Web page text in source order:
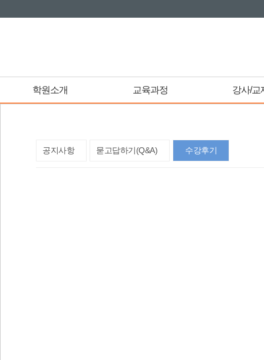
학원소개 교육과정 강사/교
공지사항 묻고답하기(Q&A) 수강후기